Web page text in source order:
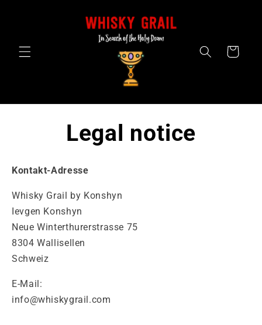
Cart
Legal notice
Kontakt-Adresse
Whisky Grail by Konshyn
Ievgen Konshyn
Neue Winterthurerstrasse 75
8304 Wallisellen
Schweiz
E-Mail:
info@whiskygrail.com